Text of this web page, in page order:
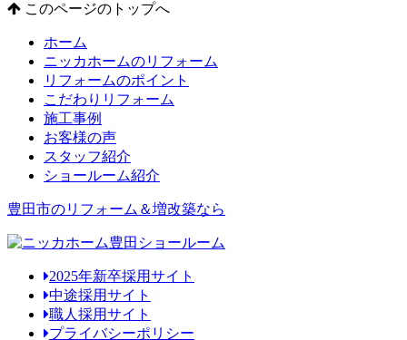
このページのトップへ
ホーム
ニッカホームのリフォーム
リフォームのポイント
こだわりリフォーム
施工事例
お客様の声
スタッフ紹介
ショールーム紹介
豊田市のリフォーム＆増改築なら
2025年新卒採用サイト
中途採用サイト
職人採用サイト
プライバシーポリシー